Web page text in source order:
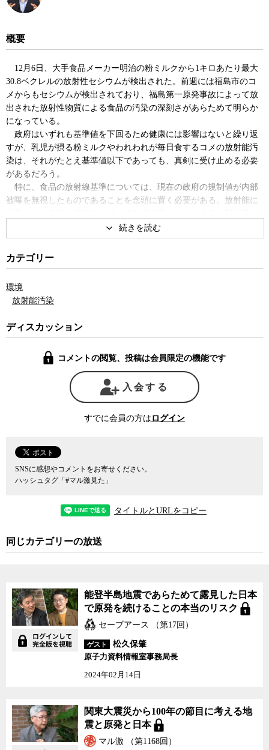
広島の消えた日―被爆軍医の証
言
概要
12月6日、大手食品メーカー明治の粉ミルクから1キロあたり最大
30.8ベクレルの放射性セシウムが検出された。前週には福島市のコ
メからもセシウムが検出されており、福島第一原発事故によって放
出された放射性物質による食品の汚染の深刻さがあらためて明らか
になっている。
政府はいずれも基準値を下回るため健康には影響はないと繰り返
すが、乳児が摂る粉ミルクやわれわれが毎日食するコメの放射能汚
染は、それがたとえ基準値以下であっても、真剣に受け止める必要
があるだろう。
特に、食品の放射線基準については、現在の政府の規制値が内部
被曝を無視したものであることを念頭に置く必要がある。放射能に
避けられないからだ。言うまでもないが、体内に放射性物質を取り
込めば、それが体外に出るまで長期にわたり放射線の被曝を受ける
ことになる。
自身も広島で被爆した経験を持つ医師の肥田舜太郎氏は、原爆投
発事故でわれわれは内部被曝にもっとも気を付けなければならない
と警鐘を鳴らす。
の直射によって火傷や急性放射線障害を受けた患者の治療に追われ
広島や長崎に入ったいわゆる入市者たちの間で、鼻血、下痢、内臓
系慢性疾患などの症状を訴える人が続出していることに気がつい
た。中でも「原爆ぶらぶら病」と呼ばれる、疲れやすく慢性的な倦
怠感に見舞われる症状は、放射線の内部被曝が原因と思われるが、
どんなに検査しても異常が発見されないため、単なる怠け者である
とみなされ、仕事も続けられず、周囲に理解されないまま多くの患
肥田氏が強調する広島、長崎の失敗、そしてその教訓は、直接原
爆に被爆しなくても、その後降ってきた放射性物質を体内に取り込
むことで、大量の内部被曝者を出してしまったこと。そして内部被
不明の健康被害に苦しむことになることだと、肥田氏は言う。
広島、長崎で大量の内部被曝者を出しながら、依然として内部被
アメリカの圧力によって原爆の被害状況を調査できないような状態
た調査機関ABCC（原爆傷害調査委員会）は、内部被曝の存在を知
りながら、事実を隠蔽し続けたと肥田氏は批判する。
しかし、米軍の占領下ならいざ知らず、今日にいたっても内部被
曝に対する隠蔽体質はあまり変わっていない。そもそも日本の食品
の暫定規制値は、原子力を利用する国々が主導するICRP（国際放射
線防護委員会）基準に準拠しているため、内部被曝の危険性を軽
視、もしくはほとんど無視している。内部被曝の危険性をまともに
になったドイツの放射線防護協会による食品の放射性セシウムの規
制値は、乳児・子ども・青少年が4 Bq/kg、成人は8 Bq/kgだが、日本
では成人、子供に関係なく200〜500 Bq/kgまで容認されている。内
カテゴリー
環境
放射能汚染
ディスカッション
コメントの閲覧、投稿は会員限定の機能です
入会する
すでに会員の方は ログイン
SNSに感想やコメントをお寄せください。
ハッシュタグ「#マル激見た」
タイトルとURLをコピー
同じカテゴリーの放送
能登半島地震であらためて露見した日本
で原発を続けることの本当のリスク
セーブアース （第17回）
ゲスト
松久保肇
原子力資料情報室事務局長
2024年02月14日
関東大震災から100年の節目に考える地
震と原発と日本
マル激 （第1168回）